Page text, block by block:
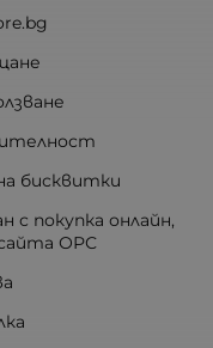
бисквитки
с покупка онлайн,
ОРС